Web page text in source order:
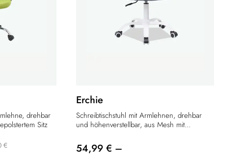
drehbar
Sitz
€
Erchie
Schreibtischstuhl mit Armlehnen, drehbar
und höhenverstellbar, aus Mesh mit...
54,99 € –